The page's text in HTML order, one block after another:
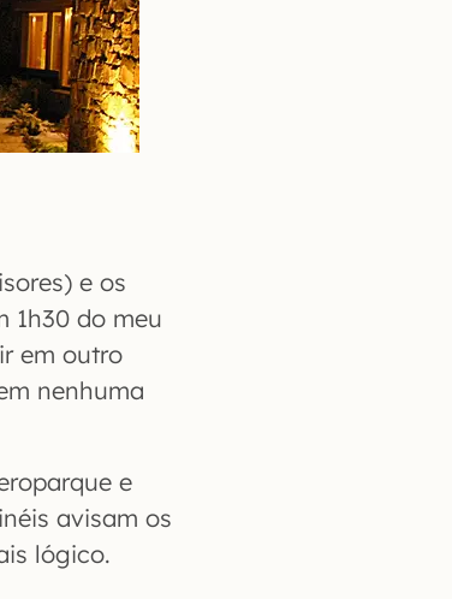
e os
1h30 do meu
em outro
nenhuma
e
avisam os
lógico.